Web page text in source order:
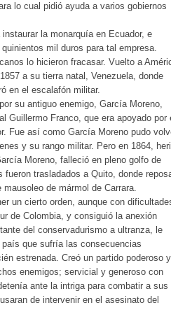
lo cual pidió ayuda a varios gobiernos
la monarquía en Ecuador, e
mil duros para tal empresa.
lo hicieron fracasar. Vuelto a
a su tierra natal, Venezuela, donde
en el escalafón militar.
su antiguo enemigo, García Moreno,
Guillermo Franco, que era apoyado por
Fue así como García Moreno pudo
y su rango militar. Pero en 1864,
Moreno, falleció en pleno golfo de
trasladados a Quito, donde
de mármol de Carrara.
un cierto orden, aunque con
de Colombia, y consiguió la anexión
del conservadurismo a ultranza, le
que sufría las consecuencias
estrenada. Creó un partido poderoso y
enemigos; servicial y generoso con
ante la intriga para combatir a sus
de intervenir en el asesinato del